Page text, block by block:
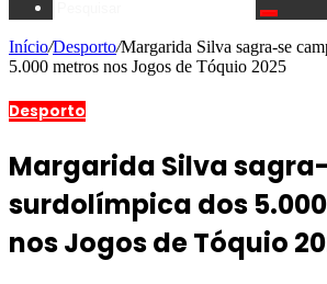
Início/Desporto/Margarida Silva sagra-se
5.000 metros nos Jogos de Tóquio 2025
Desporto
Margarida Silva
surdolímpica dos
nos Jogos de Tóquio